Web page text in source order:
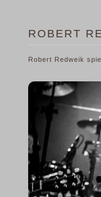
ROBERT
Robert Redweik